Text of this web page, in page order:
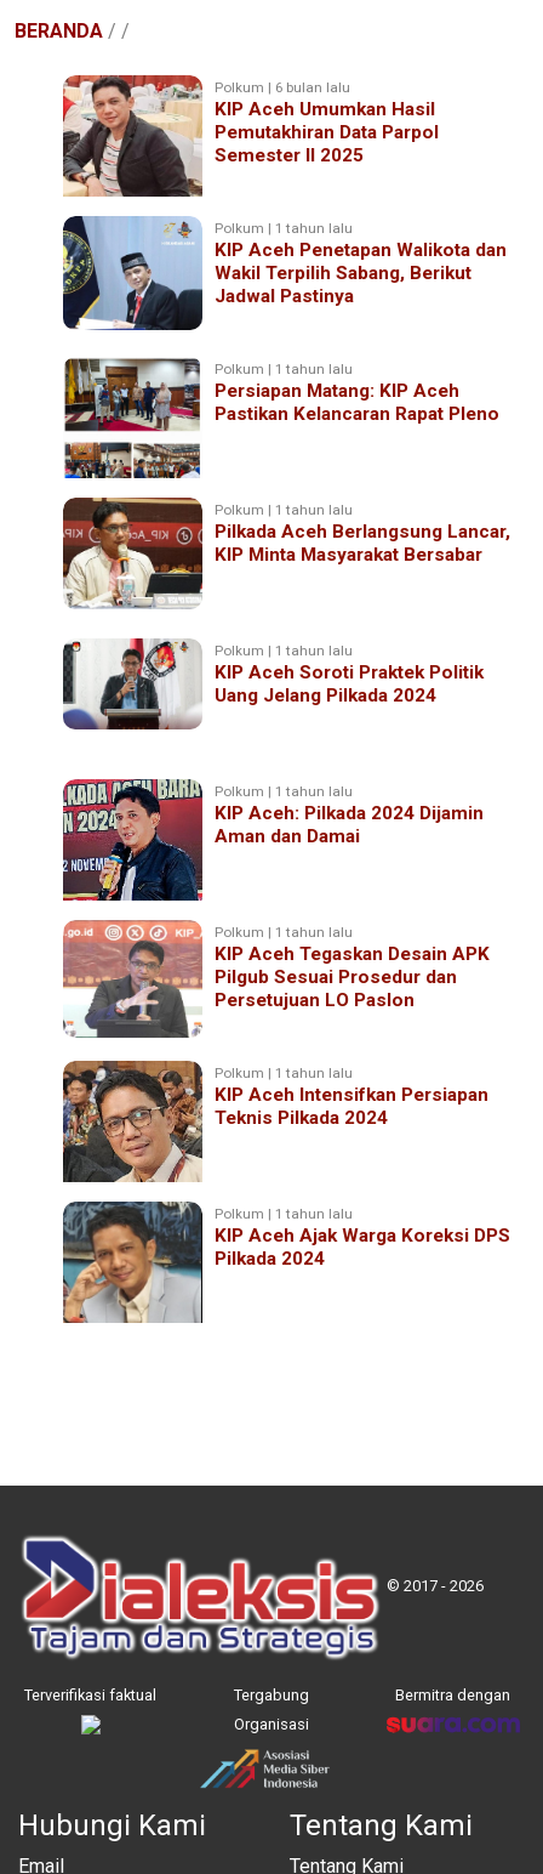
BERANDA / /
Polkum | 6 bulan lalu
KIP Aceh Umumkan Hasil
Pemutakhiran Data Parpol
Semester II 2025
Polkum | 1 tahun lalu
KIP Aceh Penetapan Walikota dan
Wakil Terpilih Sabang, Berikut
Jadwal Pastinya
Polkum | 1 tahun lalu
Persiapan Matang: KIP Aceh
Pastikan Kelancaran Rapat Pleno
Polkum | 1 tahun lalu
Pilkada Aceh Berlangsung Lancar,
KIP Minta Masyarakat Bersabar
Polkum | 1 tahun lalu
KIP Aceh Soroti Praktek Politik
Uang Jelang Pilkada 2024
Polkum | 1 tahun lalu
KIP Aceh: Pilkada 2024 Dijamin
Aman dan Damai
Polkum | 1 tahun lalu
KIP Aceh Tegaskan Desain APK
Pilgub Sesuai Prosedur dan
Persetujuan LO Paslon
Polkum | 1 tahun lalu
KIP Aceh Intensifkan Persiapan
Teknis Pilkada 2024
Polkum | 1 tahun lalu
KIP Aceh Ajak Warga Koreksi DPS
Pilkada 2024
© 2017 - 2026
Terverifikasi faktual
Tergabung
Organisasi
Bermitra dengan
Hubungi Kami
Email
Tentang Kami
Tentang Kami